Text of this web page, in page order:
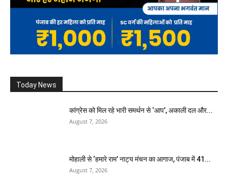
Today News
कांग्रेस को मिल रहे भारी समर्थन से ‘आप’, अकाली दल और...
August 7, 2026
मोहाली से ‘हमारे राम’ नाट्य मंचन का आगाज, पंजाब में 41...
August 7, 2026